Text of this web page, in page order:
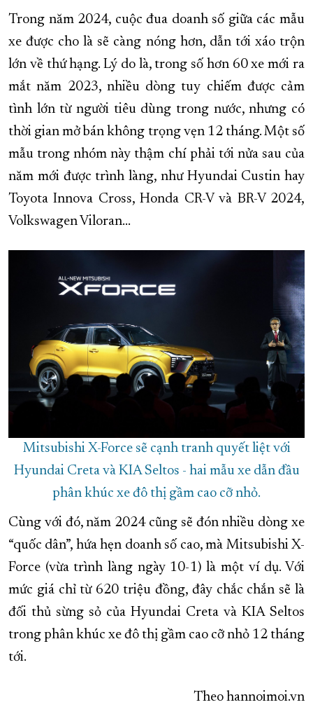
Trong năm 2024, cuộc đua doanh số giữa các mẫu
xe được cho là sẽ càng nóng hơn, dẫn tới xáo trộn
lớn về thứ hạng. Lý do là, trong số hơn 60 xe mới ra
mắt năm 2023, nhiều dòng tuy chiếm được cảm
tình lớn từ người tiêu dùng trong nước, nhưng có
thời gian mở bán không trọng vẹn 12 tháng. Một số
mẫu trong nhóm này thậm chí phải tới nửa sau của
năm mới được trình làng, như Hyundai Custin hay
Toyota Innova Cross, Honda CR-V và BR-V 2024,
Volkswagen Viloran…
Mitsubishi X-Force sẽ cạnh tranh quyết liệt với
Hyundai Creta và KIA Seltos - hai mẫu xe dẫn đầu
phân khúc xe đô thị gầm cao cỡ nhỏ.
Cùng với đó, năm 2024 cũng sẽ đón nhiều dòng xe
“quốc dân”, hứa hẹn doanh số cao, mà Mitsubishi X-
Force (vừa trình làng ngày 10-1) là một ví dụ. Với
mức giá chỉ từ 620 triệu đồng, đây chắc chắn sẽ là
đối thủ sừng sỏ của Hyundai Creta và KIA Seltos
trong phân khúc xe đô thị gầm cao cỡ nhỏ 12 tháng
tới.
Theo hannoimoi.vn